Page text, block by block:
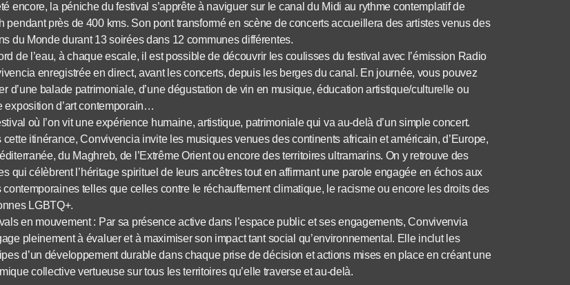
encore, la péniche du festival s’apprête à naviguer sur le canal du Midi au rythme contemplatif de
pendant près de 400 kms. Son pont transformé en scène de concerts accueillera des artistes venus des
du Monde durant 13 soirées dans 12 communes différentes.
de l’eau, à chaque escale, il est possible de découvrir les coulisses du festival avec l’émission Radio
enregistrée en direct, avant les concerts, depuis les berges du canal. En journée, vous pouvez
d’une balade patrimoniale, d’une dégustation de vin en musique, éducation artistique/culturelle ou
exposition d’art contemporain…
où l’on vit une expérience humaine, artistique, patrimoniale qui va au-delà d’un simple concert.
cette itinérance, Convivencia invite les musiques venues des continents africain et américain, d’Europe,
du Maghreb, de l’Extrême Orient ou encore des territoires ultramarins. On y retrouve des
qui célèbrent l’héritage spirituel de leurs ancêtres tout en affirmant une parole engagée en échos aux
contemporaines telles que celles contre le réchauffement climatique, le racisme ou encore les droits des
LGBTQ+.
en mouvement : Par sa présence active dans l’espace public et ses engagements, Convivenvia
pleinement à évaluer et à maximiser son impact tant social qu’environnemental. Elle inclut les
d’un développement durable dans chaque prise de décision et actions mises en place en créant une
collective vertueuse sur tous les territoires qu’elle traverse et au-delà.